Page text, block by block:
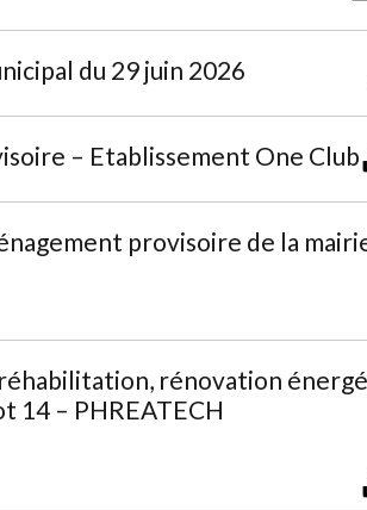
du 29 juin 2026
– Etablissement One Club
provisoire de la
rénovation
14 – PHREATECH